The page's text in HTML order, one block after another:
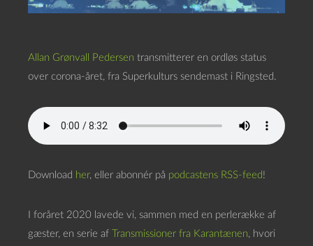
Allan Grønvall Pedersen transmitterer en ordløs status
over corona-året, fra Superkulturs sendemast i Ringsted.
Download her, eller abonnér på podcastens RSS-feed!
I foråret 2020 lavede vi, sammen med en perlerække af
gæster, en serie af
Transmissioner fra Karantænen, hvori